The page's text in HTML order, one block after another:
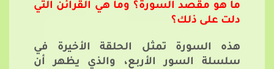
ما هو مقصد السورة؟ وما هي القرائن التي
دلت على ذلك؟
هذه السورة تمثل الحلقة الأخيرة في
سلسلة السور الأربع، والذي يظهر أن